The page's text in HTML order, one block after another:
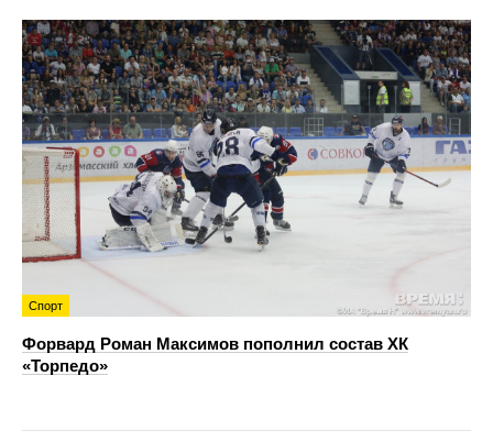
Спорт
Форвард Роман Максимов пополнил состав ХК
«Торпедо»